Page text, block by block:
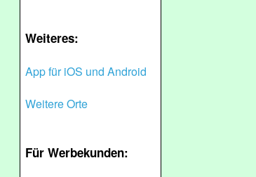
Weiteres:
App für iOS und Android
Weitere Orte
Für Werbekunden: